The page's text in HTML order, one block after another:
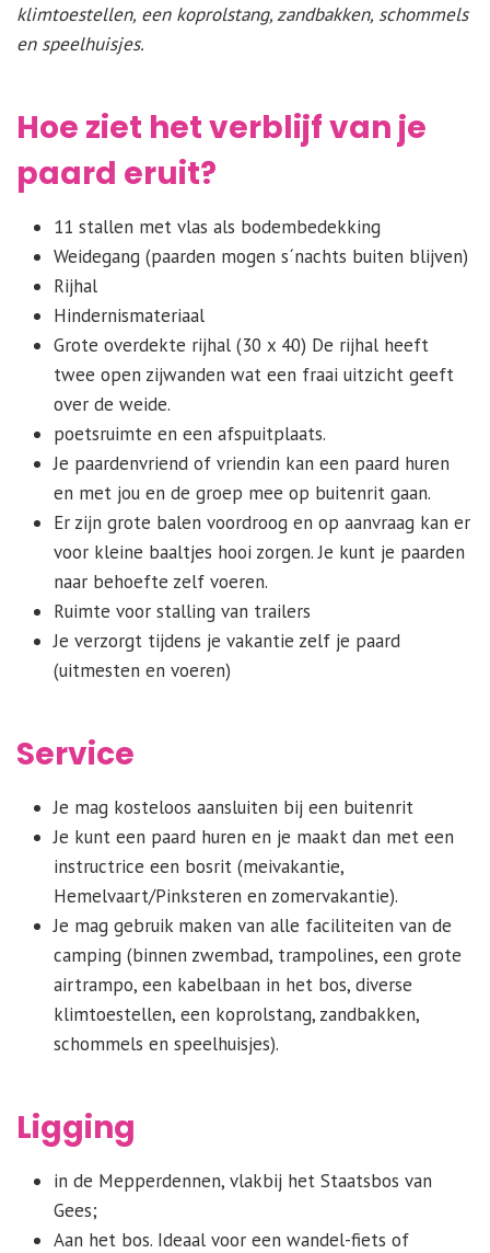
klimtoestellen, een koprolstang, zandbakken, schommels
en speelhuisjes.
Hoe ziet het verblijf van je
paard eruit?
11 stallen met vlas als bodembedekking
Weidegang (paarden mogen s´nachts buiten blijven)
Rijhal
Hindernismateriaal
Grote overdekte rijhal (30 x 40) De rijhal heeft
twee open zijwanden wat een fraai uitzicht geeft
over de weide.
poetsruimte en een afspuitplaats.
Je paardenvriend of vriendin kan een paard huren
en met jou en de groep mee op buitenrit gaan.
Er zijn grote balen voordroog en op aanvraag kan er
voor kleine baaltjes hooi zorgen. Je kunt je paarden
naar behoefte zelf voeren.
Ruimte voor stalling van trailers
Je verzorgt tijdens je vakantie zelf je paard
(uitmesten en voeren)
Service
Je mag kosteloos aansluiten bij een buitenrit
Je kunt een paard huren en je maakt dan met een
instructrice een bosrit (meivakantie,
Hemelvaart/Pinksteren en zomervakantie).
Je mag gebruik maken van alle faciliteiten van de
camping (binnen zwembad, trampolines, een grote
airtrampo, een kabelbaan in het bos, diverse
klimtoestellen, een koprolstang, zandbakken,
schommels en speelhuisjes).
Ligging
in de Mepperdennen, vlakbij het Staatsbos van
Gees;
Aan het bos. Ideaal voor een wandel-fiets of